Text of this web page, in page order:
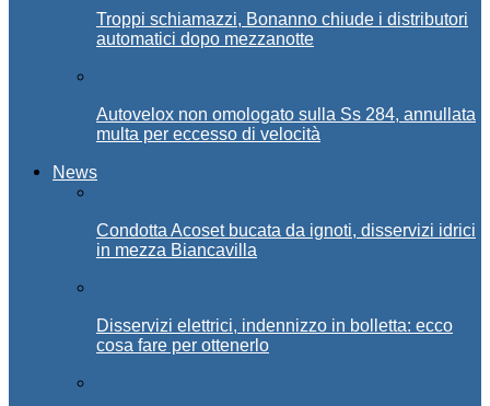
Troppi schiamazzi, Bonanno chiude i distributori
automatici dopo mezzanotte
Autovelox non omologato sulla Ss 284, annullata
multa per eccesso di velocità
News
Condotta Acoset bucata da ignoti, disservizi idrici
in mezza Biancavilla
Disservizi elettrici, indennizzo in bolletta: ecco
cosa fare per ottenerlo